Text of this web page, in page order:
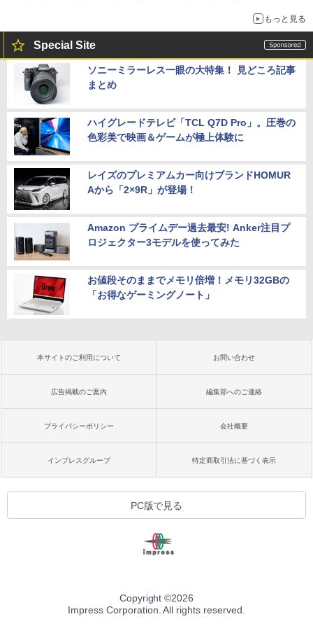
もっと見る
Special Site
ソニーミラーレス一眼の大特集！ 見どころ記事
まとめ
ハイグレードテレビ「TCL Q7D Pro」。圧巻の
色彩美で映画＆ゲームが極上体験に
レイズのプレミアムカー向けブランドHOMUR
Aから「2×9R」が登場！
Amazon プライムデー過去最安! Anker注目プ
ロジェクター3モデルを使ってみた
お値段そのままでメモリ倍増！メモリ32GBの
「お得なゲーミングノート」
本サイトのご利用について お問い合わせ
広告掲載のご案内 編集部へのご連絡
プライバシーポリシー 会社概要
インプレスグループ 特定商取引法に基づく表示
PC版で見る
Copyright ©2026
Impress Corporation. All rights reserved.